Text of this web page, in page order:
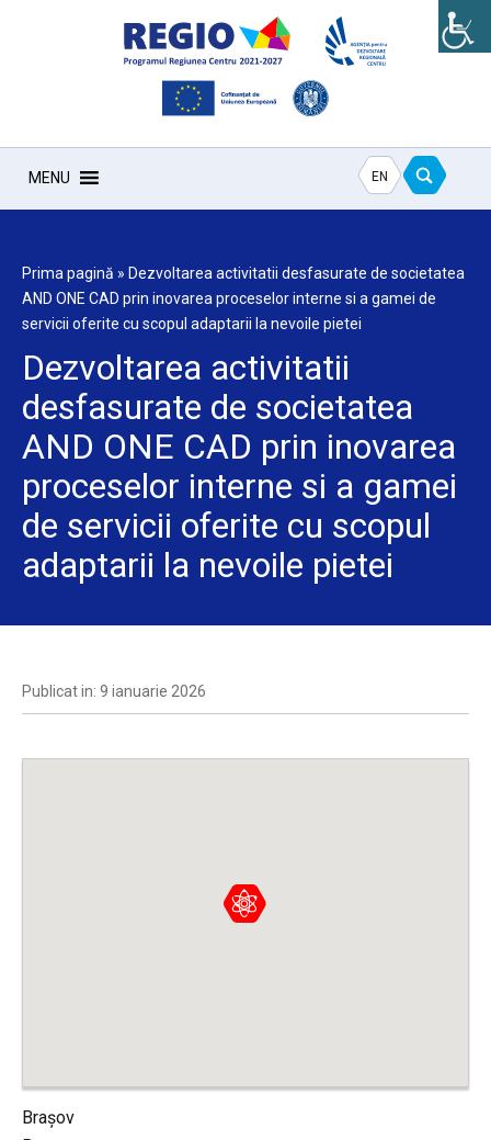
MENU EN
Prima pagină » Dezvoltarea activitatii desfasurate de societatea
AND ONE CAD prin inovarea proceselor interne si a gamei de
servicii oferite cu scopul adaptarii la nevoile pietei
Dezvoltarea activitatii
desfasurate de societatea
AND ONE CAD prin inovarea
proceselor interne si a gamei
de servicii oferite cu scopul
adaptarii la nevoile pietei
Publicat in: 9 ianuarie 2026
Brașov